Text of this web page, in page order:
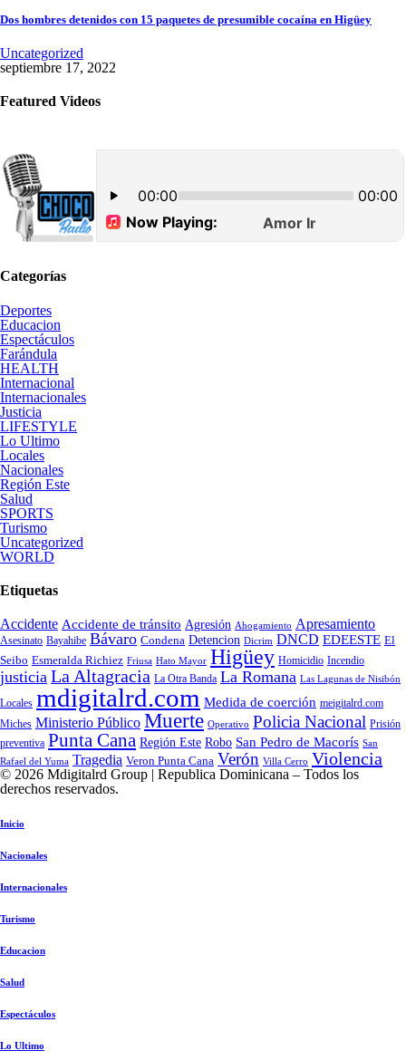
Dos hombres detenidos con 15 paquetes de presumible cocaína en Higüey
Uncategorized
septiembre 17, 2022
Featured Videos
Categorías
Deportes
Educacion
Espectáculos
Farándula
HEALTH
Internacional
Internacionales
Justicia
LIFESTYLE
Lo Ultimo
Locales
Nacionales
Región Este
Salud
SPORTS
Turismo
Uncategorized
WORLD
Etiquetas
Accidente Accidente de tránsito Agresión Ahogamiento Apresamiento
Asesinato Bayahibe Bávaro Condena Detencion Dicrim DNCD EDEESTE El
Seibo Esmeralda Richiez Friusa Hato Mayor Higüey Homicidio Incendio
justicia La Altagracia La Otra Banda La Romana Las Lagunas de Nisibón
Locales mdigitalrd.com Medida de coerción meigitalrd.com
Miches Ministerio Público Muerte Operativo Policia Nacional Prisión
preventiva Punta Cana Región Este Robo San Pedro de Macorís San
Rafael del Yuma Tragedia Veron Punta Cana Verón Villa Cerro Violencia
© 2026 Mdigitalrd Group | Republica Dominicana – Todos los
derechos reservados.
Inicio
Nacionales
Internacionales
Turismo
Educacion
Salud
Espectáculos
Lo Ultimo